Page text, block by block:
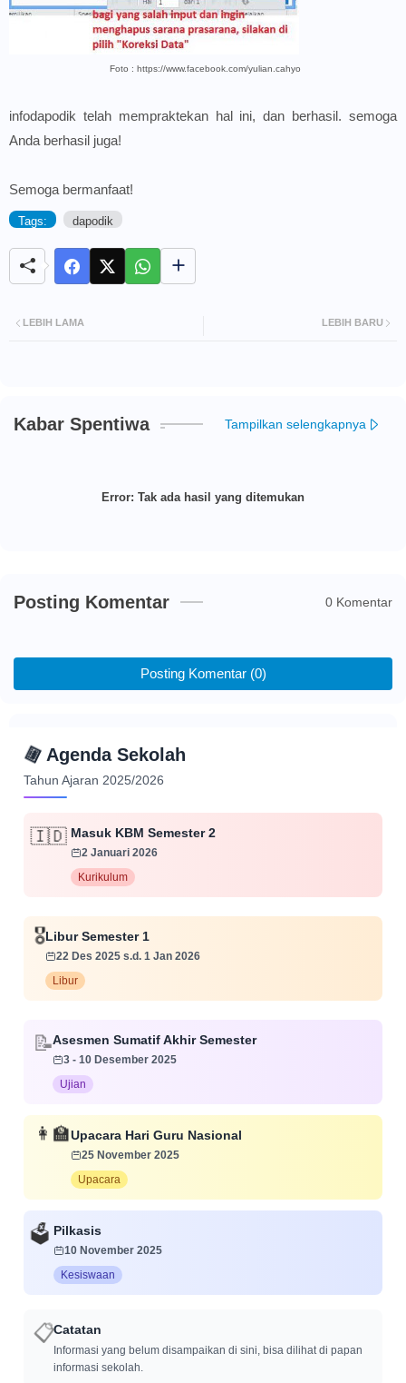
Foto : https://www.facebook.com/yulian.cahyo
infodapodik telah mempraktekan hal ini, dan berhasil. semoga
Anda berhasil juga!
Semoga bermanfaat!
Tags: dapodik
LEBIH BARU
LEBIH LAMA
Kabar Spentiwa Tampilkan selengkapnya
Error: Tak ada hasil yang ditemukan
Posting Komentar 0 Komentar
Posting Komentar (0)
📅 Agenda Sekolah
Tahun Ajaran 2025/2026
🇮🇩 Masuk KBM Semester 2
2 Januari 2026
Kurikulum
🎖️Libur Semester 1
22 Des 2025 s.d. 1 Jan 2026
Libur
📝Asesmen Sumatif Akhir Semester
3 - 10 Desember 2025
Ujian
👩‍🏫Upacara Hari Guru Nasional
25 November 2025
Upacara
🗳️ Pilkasis
10 November 2025
Kesiswaan
📋Catatan
Informasi yang belum disampaikan di sini, bisa dilihat di papan
informasi sekolah.